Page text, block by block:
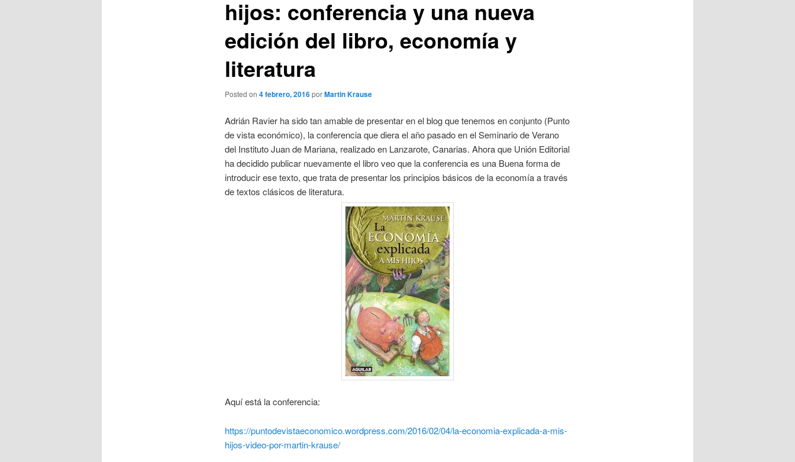
hijos: conferencia y una nueva
edición del libro, economía y
literatura
Posted on 4 febrero, 2016porMartin Krause
Adrián Ravier ha sido tan amable de presentar en el blog que tenemos en conjunto (Punto
de vista económico), la conferencia que diera el año pasado en el Seminario de Verano
del Instituto Juan de Mariana, realizado en Lanzarote, Canarias. Ahora que Unión Editorial
ha decidido publicar nuevamente el libro veo que la conferencia es una Buena forma de
introducir ese texto, que trata de presentar los principios básicos de la economía a través
de textos clásicos de literatura.
Aquí está la conferencia:
https://puntodevistaeconomico.wordpress.com/2016/02/04/la-economia-explicada-a-mis-
hijos-video-por-martin-krause/